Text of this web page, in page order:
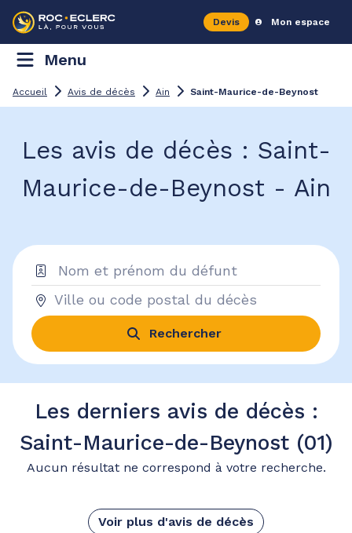
Devis Mon espace
Menu
Accueil Avis de décès Ain Saint-Maurice-de-Beynost
Les avis de décès : Saint-
Maurice-de-Beynost - Ain
Rechercher
Les derniers avis de décès :
Saint-Maurice-de-Beynost (01)
Aucun résultat ne correspond à votre recherche.
Voir plus d'avis de décès